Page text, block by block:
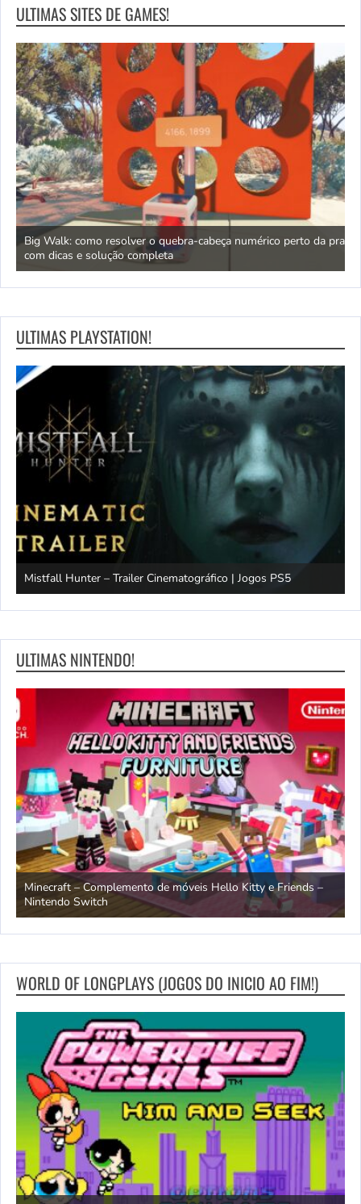
ULTIMAS SITES DE GAMES!
Big Walk: como resolver o quebra-cabeça numérico perto da praia
com dicas e solução completa
ULTIMAS PLAYSTATION!
Mistfall Hunter – Trailer Cinematográfico | Jogos PS5
ULTIMAS NINTENDO!
Minecraft – Complemento de móveis Hello Kitty e Friends –
Nintendo Switch
WORLD OF LONGPLAYS (JOGOS DO INICIO AO FIM!)